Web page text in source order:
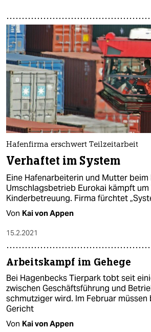
Hafenfirma erschwert Teilzeitarbeit
Verhaftet im System
Eine Hafenarbeiterin und Mutter
Umschlagsbetrieb Eurokai kämpft
Kinderbetreuung. Firma fürchtet
Von Kai von Appen
15.2.2021
Arbeitskampf im Gehege
Bei Hagenbecks Tierpark tobt seit
zwischen Geschäftsführung und
schmutziger wird. Im Februar
Gericht
Von Kai von Appen